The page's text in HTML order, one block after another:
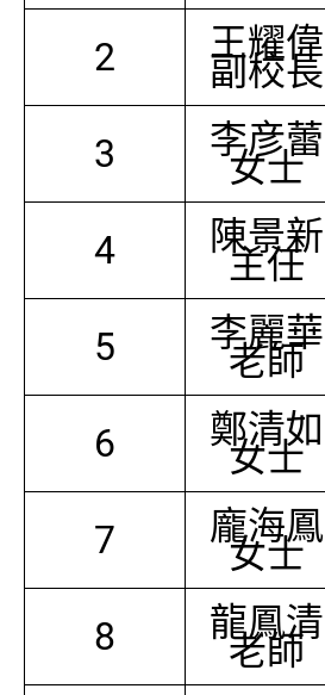
2 王耀偉
副校長
3 李彦蕾
女士
4 陳景新
主任
5 李麗華
老師
6 鄭清如
女士
7 龐海鳳
女士
8 龍鳳清
老師